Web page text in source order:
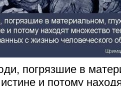
погрязшие в
и потому